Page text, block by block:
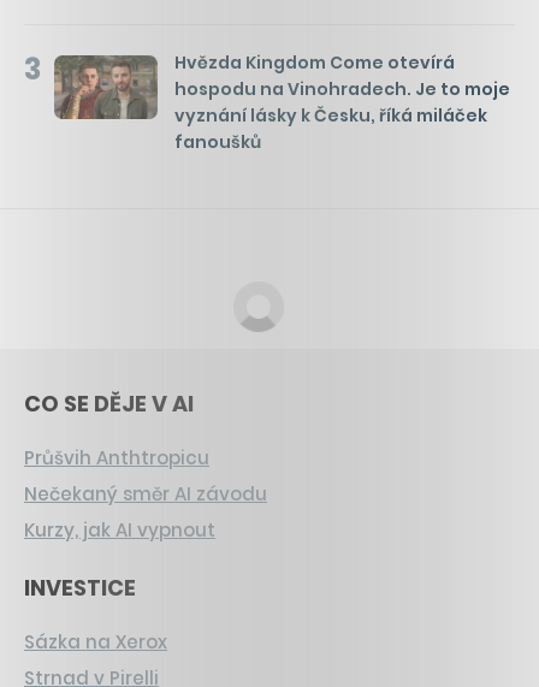
3
Hvězda Kingdom Come otevírá
hospodu na Vinohradech. Je to moje
vyznání lásky k Česku, říká miláček
fanoušků
CO SE DĚJE V AI
Průšvih Anthtropicu
Nečekaný směr AI závodu
Kurzy, jak AI vypnout
INVESTICE
Sázka na Xerox
Strnad v Pirelli